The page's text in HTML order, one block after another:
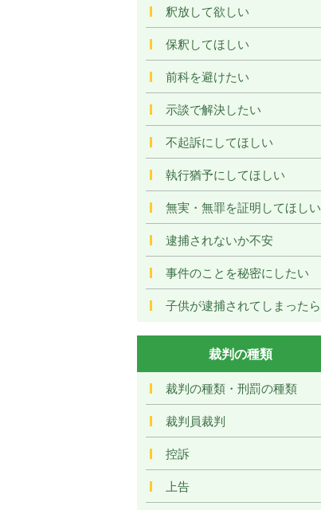
釈放して欲しい
保釈してほしい
前科を避けたい
示談で解決したい
不起訴にしてほしい
執行猶予にしてほしい
無実・無罪を証明してほしい
逮捕されないか不安
事件のことを秘密にしたい
子供が逮捕されてしまったら
裁判の種類
裁判の種類・刑罰の種類
裁判員裁判
控訴
上告